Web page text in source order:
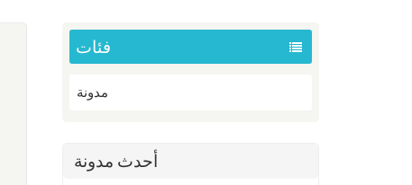
فئات
مدونة
أحدث مدونة